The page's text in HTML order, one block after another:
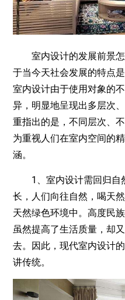
室内设计的发展前景怎
于当今天社会发展的特点
室内设计由于使用对象的
异，明显地呈现出多层次
重指出的是，不同层次、
为重视人们在室内空间的
涵。
1、室内设计需回归自
长，人们向往自然，喝天
天然绿色环境中。高度民
虽然提高了生活质量，却
去。因此，现代室内设计
讲传统。